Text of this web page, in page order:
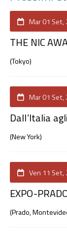
Mar 01 Set,
THE NIC
(Tokyo)
Mar 01 Set,
Dall’Italia
(New York)
Ven 11 Set,
EXPO-
(Prado,